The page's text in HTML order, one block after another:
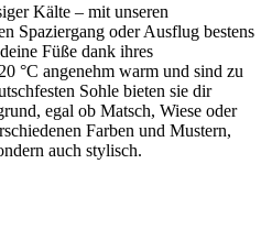
Kälte – mit unseren
Spaziergang oder Ausflug bestens
Füße dank ihres
°C angenehm warm und sind zu
Sohle bieten sie dir
egal ob Matsch, Wiese oder
Farben und Mustern,
auch stylisch.